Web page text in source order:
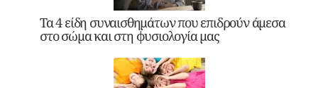
Τα 4 είδη συναισθημάτων που επιδρούν άμεσα
στο σώμα και στη φυσιολογία μας